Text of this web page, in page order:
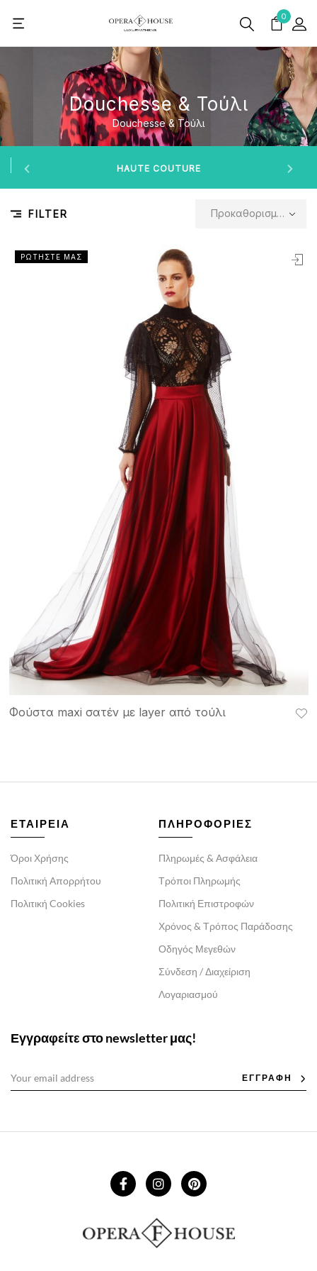
0
Douchesse & Τούλι
Douchesse & Τούλι
HAUTE COUTURE
FILTER Προκαθορισμένη ταξινόμηση
ΡΩΤΗΣΤΕ ΜΑΣ
Φούστα maxi σατέν με layer από τούλι
ΕΤΑΙΡΕΙΑ
Όροι Χρήσης
Πολιτική Απορρήτου
Πολιτική Cookies
ΠΛΗΡΟΦΟΡΙΕΣ
Πληρωμές & Ασφάλεια
Τρόποι Πληρωμής
Πολιτική Επιστροφών
Χρόνος & Τρόπος Παράδοσης
Οδηγός Μεγεθών
Σύνδεση / Διαχείριση
Λογαριασμού
Εγγραφείτε στο newsletter μας!
ΕΓΓΡΑΦΗ